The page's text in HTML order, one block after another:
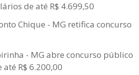
de até R$ 4.699,50
Chique - MG retifica concurso
- MG abre concurso público
R$ 6.200,00